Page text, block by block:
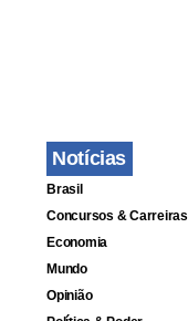
Notícias
Brasil
Concursos & Carreiras
Economia
Mundo
Opinião